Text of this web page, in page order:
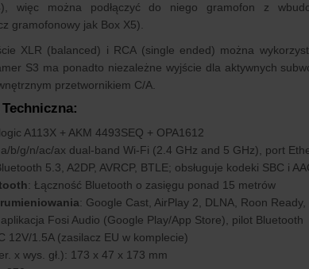
więc można podłączyć do niego gramofon z
gramofonowy jak Box X5).
XLR (balanced) i RCA (single ended) można
S3 ma ponadto niezależne wyjście dla aktywnych
przetwornikiem C/A.
A113X + AKM 4493SEQ + OPA1612
b/g/n/ac/ax dual-band Wi-Fi (2.4 GHz and 5 GHz), port
5.3, A2DP, AVRCP, BTLE; obsługuje kodeki SBC i
: Łączność Bluetooth o zasięgu ponad 15 metrów
: Google Cast, AirPlay 2, DLNA, Roon
Fosi Audio (Google Play/App Store), pilot Bluetooth
12V/1.5A (zasilacz EU w komplecie)
x wys. gł.): 173 x 47 x 173 mm